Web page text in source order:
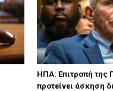
ΗΠΑ: Επιτροπή της
προτείνει άσκηση